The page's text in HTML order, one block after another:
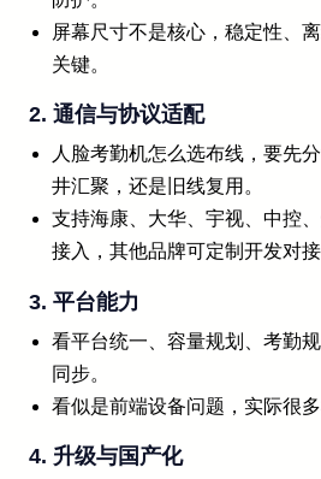
屏幕尺寸不是核心，稳定性、
关键。
2. 通信与协议适配
人脸考勤机怎么选布线，要先
井汇聚，还是旧线复用。
支持海康、大华、宇视、中控
接入，其他品牌可定制开发对接
3. 平台能力
看平台统一、容量规划、考勤
同步。
看似是前端设备问题，实际很
4. 升级与国产化